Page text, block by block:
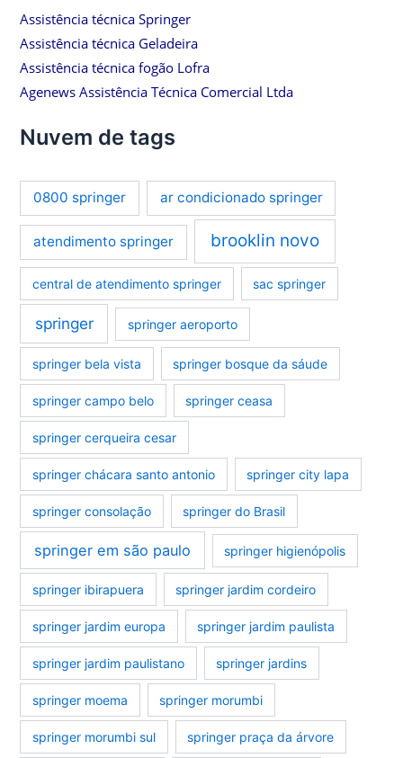
Assistência técnica Springer
Assistência técnica Geladeira
Assistência técnica fogão Lofra
Agenews Assistência Técnica Comercial Ltda
Nuvem de tags
0800 springer ar condicionado springer
atendimento springer brooklin novo
central de atendimento springer sac springer
springer springer aeroporto
springer bela vista springer bosque da sáude
springer campo belo springer ceasa
springer cerqueira cesar
springer chácara santo antonio springer city lapa
springer consolação springer do Brasil
springer em são paulo springer higienópolis
springer ibirapuera springer jardim cordeiro
springer jardim europa springer jardim paulista
springer jardim paulistano springer jardins
springer moema springer morumbi
springer morumbi sul springer praça da árvore